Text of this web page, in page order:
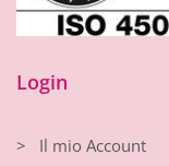
Login
> Il mio Account